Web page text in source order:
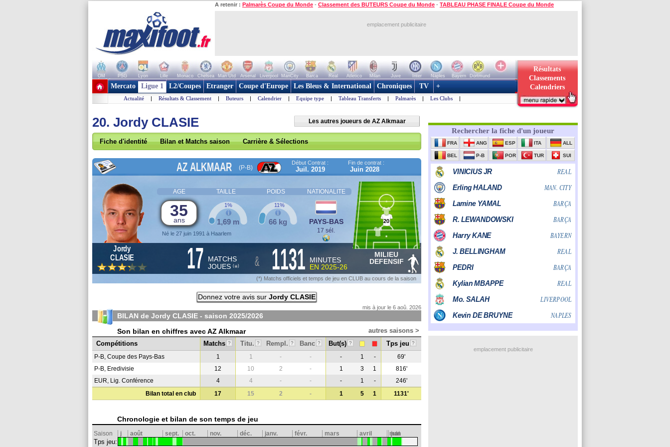
A retenir : Palmarès Coupe du Monde - Classement des BUTEURS Coupe du Monde - TABLEAU PHASE FINALE Coupe du Monde
emplacement publicitaire
OM PSG Lyon Lille Monaco Chelsea Man Utd Arsenal Liverpool ManCity Barca Real Atletico Milan Juve Inter Naples Bayern
Dortmund
+ de clubs
Résultats
Classements
Calendriers
Mercato Ligue 1 L2/Coupes Etranger Coupe d'Europe Les Bleus & International Chroniques TV +
Actualité | Résultats & Classement | Buteurs | Calendrier | Equipe type | Tableau Transferts | Palmarès | Les Clubs |
20. Jordy CLASIE Les autres joueurs de AZ Alkmaar
Fiche d'identité Bilan et Matchs saison Carrière & Sélections
AZ ALKMAAR (P-B)
Début Contrat :
Juil. 2019
Fin de contrat :
Juin 2028
AGE TAILLE POIDS NATIONALITE
35
ans
Né le 27 juin 1991 à Haarlem
1,69 m
1%
66 kg
11%
PAYS-BAS
17 sél.
20
Jordy
CLASIE
17 MATCHS
JOUES (*) & 1131
MINUTES
EN 2025-26
MILIEU
DEFENSIF
(*) Matchs officiels et temps de jeu en CLUB au cours de la saison
Donnez votre avis sur Jordy CLASIE
mis à jour le 6 aoû. 2026
BILAN de Jordy CLASIE - saison 2025/2026
Son bilan en chiffres avec AZ Alkmaar
autres saisons >
Compétitions
Matchs ? Titu. ? Rempl. ? Banc ? But(s) ? Tps jeu ?
P-B, Coupe des Pays-Bas 1 1 - - - 1 -
69'
P-B, Eredivisie
12 10 2 - 1 3 1
816'
EUR, Lig. Conférence
4 4 - - - 1 -
246'
Bilan total en club
17 15 2 - 1 5 1 1131'
Chronologie et bilan de son temps de jeu
Saison j août sept. oct. nov. déc. janv. févr. mars avril mai
juin
Tps jeu:
emplacement publicitaire